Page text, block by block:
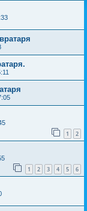
1 2
1 2 3 4 5 6